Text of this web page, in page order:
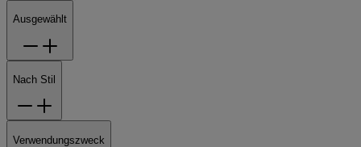
Ausgewählt
Nach Stil
Verwendungszweck